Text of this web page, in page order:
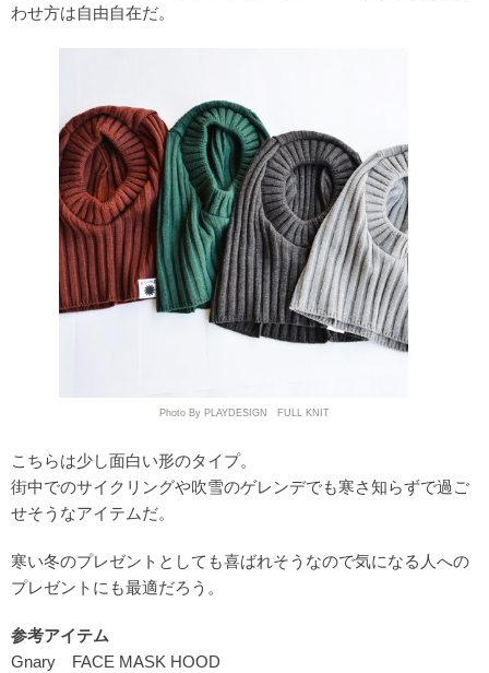
わせ方は自由自在だ。
Photo By PLAYDESIGN FULL KNIT
こちらは少し面白い形のタイプ。
街中でのサイクリングや吹雪のゲレンデでも寒さ知らずで過ご
せそうなアイテムだ。
寒い冬のプレゼントとしても喜ばれそうなので気になる人への
プレゼントにも最適だろう。
参考アイテム
Gnary FACE MASK HOOD